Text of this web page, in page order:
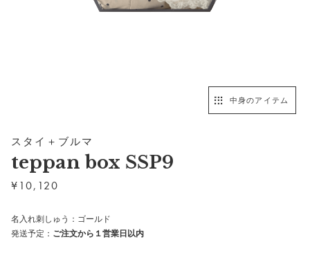
中身のアイテム
スタイ＋ブルマ
teppan box SSP9
¥10,120
名入れ刺しゅう：ゴールド
発送予定： ご注文から１営業日以内